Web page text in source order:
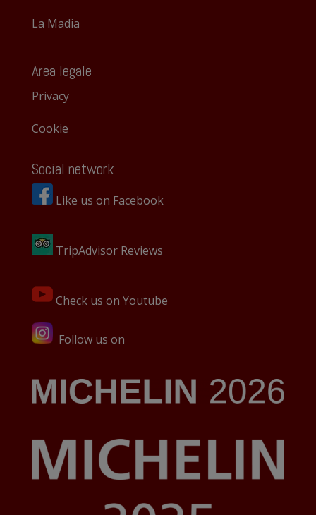
La Madia
Area legale
Privacy
Cookie
Social network
Like us on Facebook
TripAdvisor Reviews
Check us on Youtube
Follow us on